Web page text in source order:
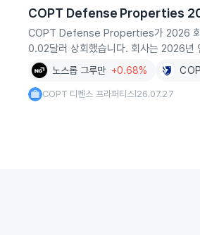
COPT Defense Properties
COPT Defense Properties가 2026 회
0.02달러 상회했습니다. 회사는 2026년
노스롭 그루만 +0.68%
COPT 디펜스 프라퍼티스 26.07.27